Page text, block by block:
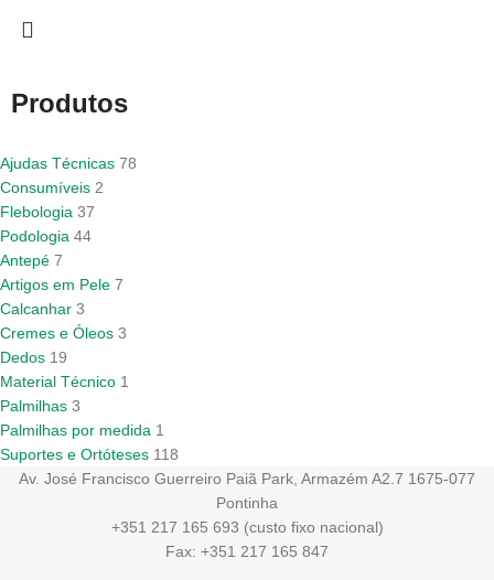
Produtos
Ajudas Técnicas 78
Consumíveis 2
Flebologia 37
Podologia 44
Antepé 7
Artigos em Pele 7
Calcanhar 3
Cremes e Óleos 3
Dedos 19
Material Técnico 1
Palmilhas 3
Palmilhas por medida 1
Suportes e Ortóteses 118
Av. José Francisco Guerreiro Paiã Park, Armazém A2.7 1675-077
Pontinha
+351 217 165 693 (custo fixo nacional)
Fax: +351 217 165 847